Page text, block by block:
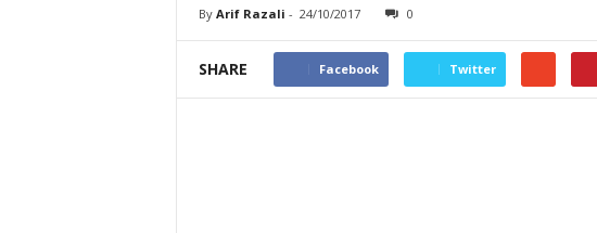
By Arif Razali - 24/10/2017 0
SHARE Facebook Twitter